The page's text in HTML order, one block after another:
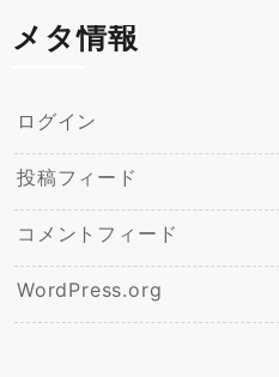
メタ情報
ログイン
投稿フィード
コメントフィード
WordPress.org